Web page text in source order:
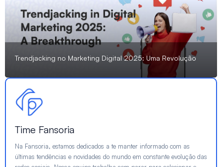
Trendjacking no Marketing Digital 2025: Uma Revolução
Time Fansoria
Na Fansoria, estamos dedicados a te manter informado com as
últimas tendências e novidades do mundo em constante evolução das